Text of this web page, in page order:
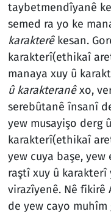
taybetmendîyanê
semed ra yo ke
karakterêkesan.
karakterî(ethikaî
manaya xuy û
û karakteranêxo,
serebûtanê însanî
yew musayişo derg
karakterî(ethikaî
yew cuya başe,
raştî xuy û karakterî
virazîyenê. Nê
de yew cayo muhîm